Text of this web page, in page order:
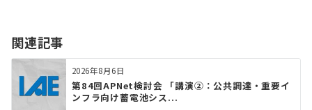
関連記事
2026年8月6日
第84回APNet検討会 「講演②：公共調達・重要イ
ンフラ向け蓄電池シス...